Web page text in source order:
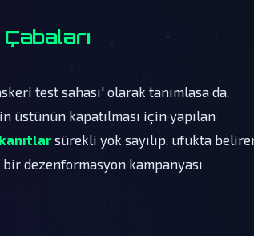
test sahası' olarak tanımlasa da,
üstünün kapatılması için yapılan
sürekli yok sayılıp, ufukta
dezenformasyon kampanyası